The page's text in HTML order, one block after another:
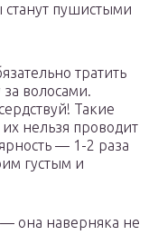
пушистыми
тратить
за волосами.
Такие
нельзя проводит
— 1-2 раза
густым и
— она наверняка не